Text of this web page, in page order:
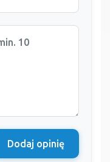
Dodaj opinię